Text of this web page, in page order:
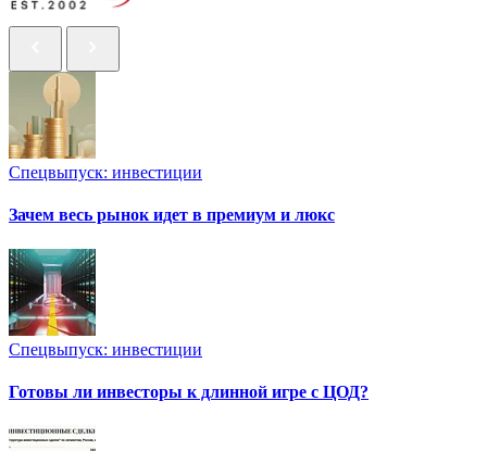
Спецвыпуск: инвестиции
Зачем весь рынок идет в премиум и люкс
Спецвыпуск: инвестиции
Готовы ли инвесторы к длинной игре с ЦОД?